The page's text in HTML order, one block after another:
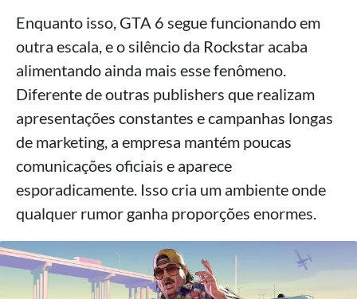
Enquanto isso, GTA 6 segue funcionando em
outra escala, e o silêncio da Rockstar acaba
alimentando ainda mais esse fenômeno.
Diferente de outras publishers que realizam
apresentações constantes e campanhas longas
de marketing, a empresa mantém poucas
comunicações oficiais e aparece
esporadicamente. Isso cria um ambiente onde
qualquer rumor ganha proporções enormes.